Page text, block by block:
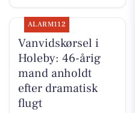
ALARM112
Vanvidskørsel i
Holeby: 46-årig
mand anholdt
efter dramatisk
flugt